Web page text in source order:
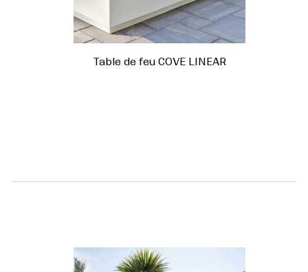
Table de feu COVE LINEAR